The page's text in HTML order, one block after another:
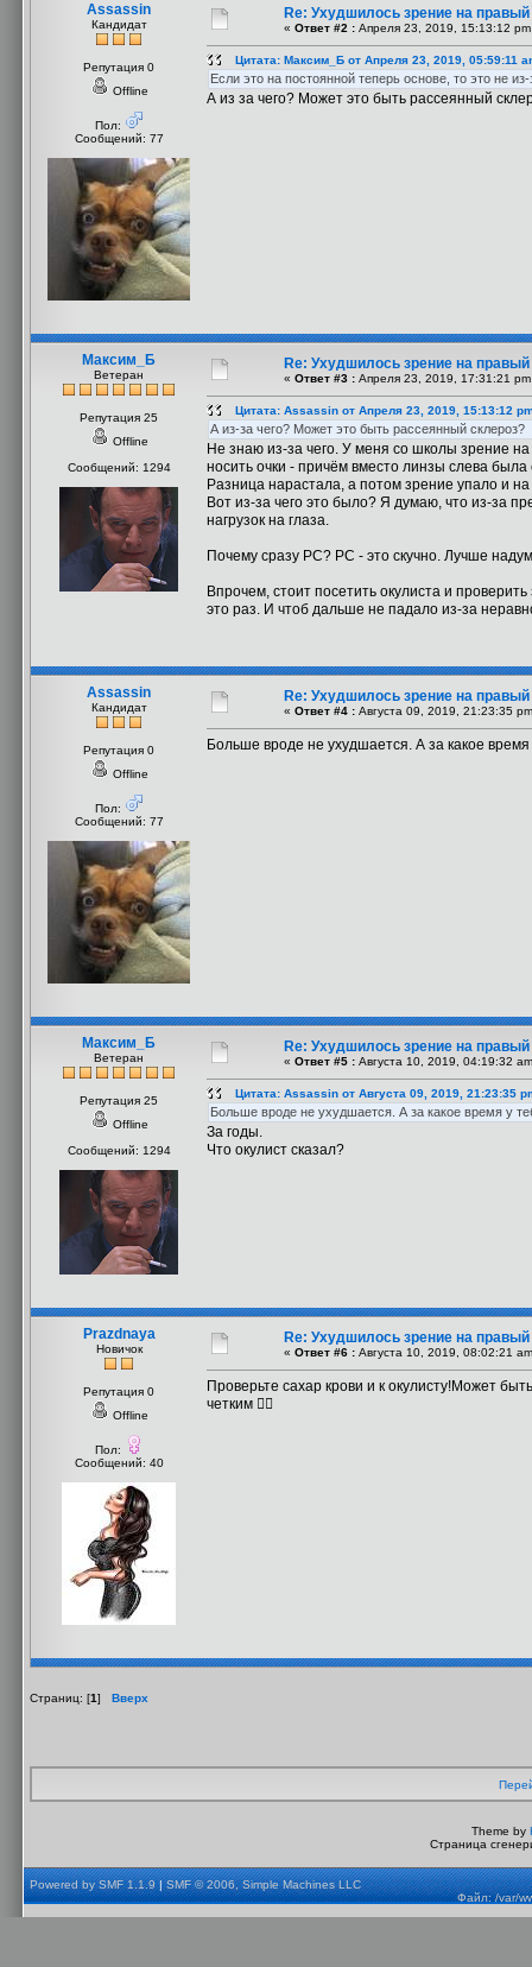
Assassin
Кандидат
Репутация 0
Offline
Пол:
Сообщений: 77
Re: Ухудшилось зрение на правый
« Ответ #2 : Апреля 23, 2019, 15:13:12
Цитата: Максим_Б от Апреля 23, 2019, 05:59:11
Если это на постоянной теперь основе, то это не
А из за чего? Может это быть рассеянный
Максим_Б
Ветеран
Репутация 25
Offline
Сообщений: 1294
Re: Ухудшилось зрение на правый
« Ответ #3 : Апреля 23, 2019, 17:31:21
Цитата: Assassin от Апреля 23, 2019, 15:13:12
А из-за чего? Может это быть рассеянный склероз?
Не знаю из-за чего. У меня со школы зрение
носить очки - причём вместо линзы слева была
Разница нарастала, а потом зрение упало и
Вот из-за чего это было? Я думаю, что из-за
нагрузок на глаза.
Почему сразу РС? РС - это скучно. Лучше
Впрочем, стоит посетить окулиста и
это раз. И чтоб дальше не падало из-за
Assassin
Кандидат
Репутация 0
Offline
Пол:
Сообщений: 77
Re: Ухудшилось зрение на правый
« Ответ #4 : Августа 09, 2019, 21:23:35
Больше вроде не ухудшается. А за какое
Максим_Б
Ветеран
Репутация 25
Offline
Сообщений: 1294
Re: Ухудшилось зрение на правый
« Ответ #5 : Августа 10, 2019, 04:19:32
Цитата: Assassin от Августа 09, 2019, 21:23:35
Больше вроде не ухудшается. А за какое время у
За годы.
Что окулист сказал?
Prazdnaya
Новичок
Репутация 0
Offline
Пол:
Сообщений: 40
Re: Ухудшилось зрение на правый
« Ответ #6 : Августа 10, 2019, 08:02:21
Проверьте сахар крови и к окулисту!Может
четким 👌🏻
Страниц: [1] Вверх
Theme by
Страница
Powered by SMF 1.1.9|SMF © 2006, Simple Machines LLC
Файл: /var/